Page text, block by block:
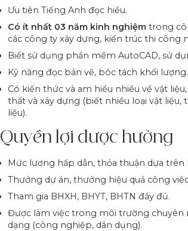
Ưu tiên Tiếng Anh đọc hiểu.
Có ít nhất 03 năm kinh nghiệm trong
các công ty xây dựng, kiến trúc thi công
Biết sử dụng phần mềm AutoCAD, sử
Kỹ năng đọc bản vẽ, bóc tách khối lượng.
Có kiến thức và am hiểu nhiều về vật
thất và xây dựng (biết nhiều loại vật liệu,
liệu).
Quyền lợi được hưởng
Mức lương hấp dẫn, thỏa thuận dựa
Thưởng dự án, thưởng hiệu quả công
Tham gia BHXH, BHYT, BHTN đầy đủ.
Được làm việc trong môi trường chuyên
dạng (công nghiệp, dân dụng).